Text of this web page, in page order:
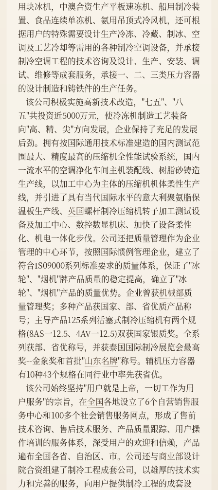
用块冰机，中澳合资生产平板速冻机、船用制冷装
置、食品连续单冻机、氨用吊顶式冷风机，还可根
据用户的特殊需要设计生产冷冻、冷藏、制冰、空
调及工艺冷却等需用的各种制冷空调设备，并承接
制冷空调工程的技术咨询及设计、生产、安装、调
试、维修等成套服务，承接一、二、三类压力容器
的设计制造和铸铁件的生产任务。
五"共投资近5000万元，使冷冻机制造工艺装备
向"高、精、尖"方向发展，企业保持了充足的发展
后劲。拥有按国际通用技术标准建造的国内测试范
围最大、精度最高的压缩机全性能试验系统，国内
一流水平的空调净化车间主机装配线、树脂砂铸造
生产线，以加工中心为主体的压缩机机体柔性生产
线，并引进了具有当代国际水平的意大利聚氨脂保
温板生产线、 英国螺杆制冷压缩机转子加工测试设
备及加工中心、数控数显机床、加快了设备柔性
化、机电一体化步伐。公司还把质量管理作为企业
管理的中心环节，按照国际惯例管理企业，建立了
符合IS09000系列标准要求的质量体系，保证了"冰
轮"、"烟机"牌产品质量的稳定提高，确立了"冰
轮"、"烟机"产品的质量优势。企业曾获机械部质
量管理奖；多种产品获国家、部、省优质产品称
号；主导产品125系列活塞式制冷压缩机有两个规
格(8AS一12.5、4AV一12.5)双获国家银质奖。全系
列获部、省优称号，并获泰国国际制冷展览会最高
奖--金象奖和首批"山东名牌"称号。辅机压力容器
有10种43个规格在同行业中率先获省优。
户服务"的宗旨，在全国各地设立了6个自营销售服
务中心和100多个社会销售服务网点，形成了售前
技术咨询、售后技术服务、产品质量跟踪、用户操
作培训的服务体系，深受用户的欢迎和信赖，产品
遍布全国各省、自治区、市。公司还与商业部设计
院合资组建了制冷工程成套公司，以雄厚的技术实
力和完善的服务，向用户提供制冷工程的成套设